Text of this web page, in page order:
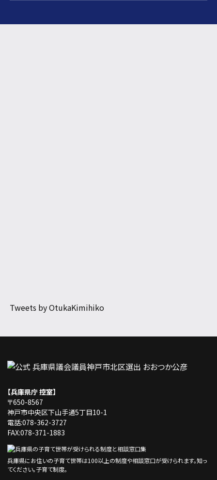
Tweets by OtukaKimihiko
【兵庫県庁 控室】
〒650-8567
神戸市中央区下山手通5丁目10-1
電話:078-362-3727
FAX:078-371-1883
兵庫県にお住いの子育て世帯は100以上の制度や相談窓口が受けられます。知っ
てください。子育て制度。